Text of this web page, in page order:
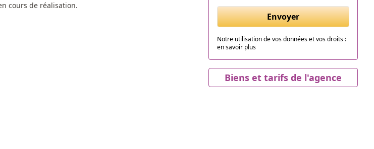
cours de réalisation.
Envoyer
Notre utilisation de vos données et vos droits :
en savoir plus
Biens et tarifs de l'agence